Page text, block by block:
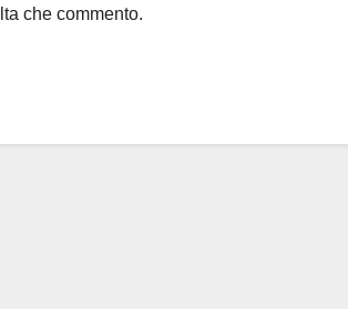
che commento.